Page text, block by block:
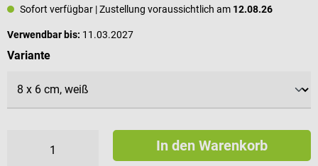
Sofort verfügbar | Zustellung voraussichtlich am 12.08.26
Verwendbar bis: 11.03.2027
Varianteauswählen
In den Warenkorb